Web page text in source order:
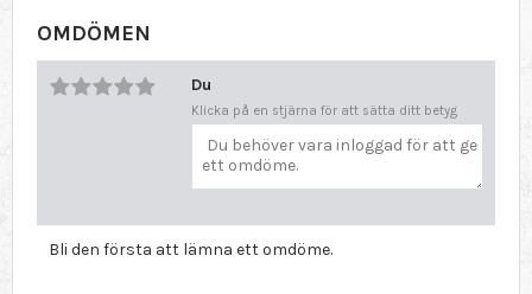
OMDÖMEN
Du
Klicka på en stjärna för att sätta ditt betyg
Bli den första att lämna ett omdöme.